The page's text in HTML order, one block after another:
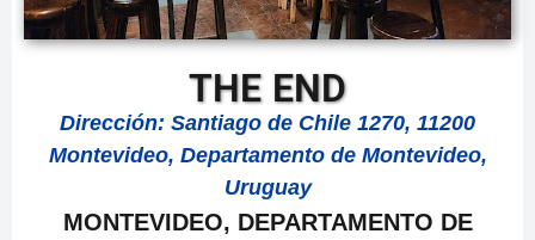
THE END
Dirección: Santiago de Chile 1270, 11200
Montevideo, Departamento de Montevideo,
Uruguay
MONTEVIDEO, DEPARTAMENTO DE